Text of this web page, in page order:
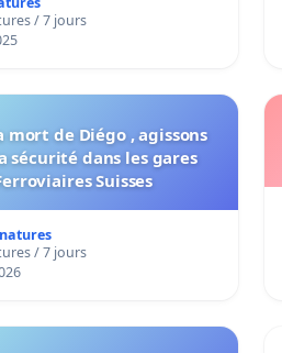
»
/ 7 jours
mort de Diégo , agissons
sécurité dans les gares
Suisses
/ 7 jours